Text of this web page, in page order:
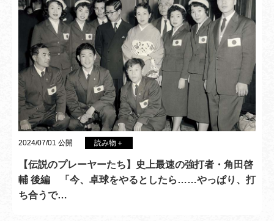
2024/07/01 公開 読み物＋
【伝説のプレーヤーたち】史上最速の強打者・角田啓
輔 後編 「今、卓球をやるとしたら……やっぱり、打
ち合うで…